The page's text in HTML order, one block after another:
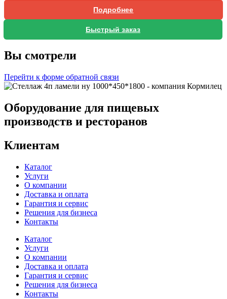
Подробнее
Быстрый заказ
Вы смотрели
Перейти к форме обратной связи
Оборудование для пищевых
производств и ресторанов
Клиентам
Каталог
Услуги
О компании
Доставка и оплата
Гарантия и сервис
Решения для бизнеса
Контакты
Каталог
Услуги
О компании
Доставка и оплата
Гарантия и сервис
Решения для бизнеса
Контакты